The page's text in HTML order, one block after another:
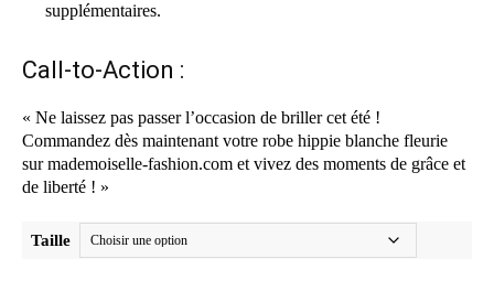
supplémentaires.
Call-to-Action :
« Ne laissez pas passer l’occasion de briller cet été !
Commandez dès maintenant votre robe hippie blanche fleurie
sur mademoiselle-fashion.com et vivez des moments de grâce et
de liberté ! »
Taille